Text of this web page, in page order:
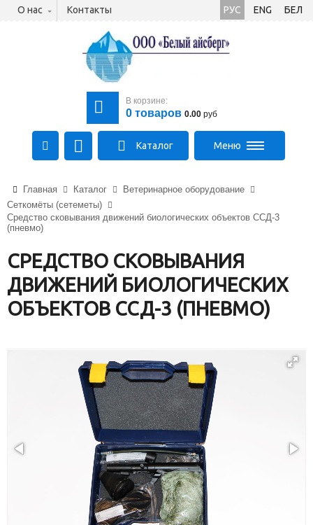
О нас Контакты РУС ENG БЕЛ
В корзине:
0 товаров 0.00 руб
+375 (29) 710-23-43
+375 (33) 315-03-03
Каталог Меню
Главная Каталог
Ветеринарное оборудование
Сеткомёты (сетеметы)
Средство сковывания движений биологических объектов ССД-3
(пневмо)
СРЕДСТВО СКОВЫВАНИЯ
ДВИЖЕНИЙ БИОЛОГИЧЕСКИХ
ОБЪЕКТОВ ССД-3 (ПНЕВМО)